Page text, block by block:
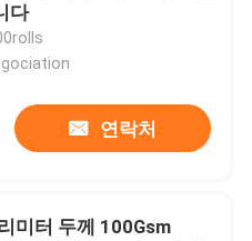
다
연락처
미터 두께 100Gsm